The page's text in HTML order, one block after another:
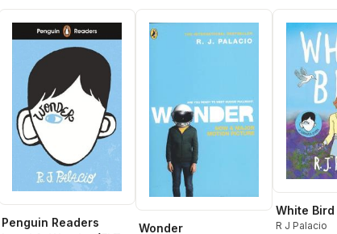
Penguin Readers
Wonder
White Bird
R J Palacio